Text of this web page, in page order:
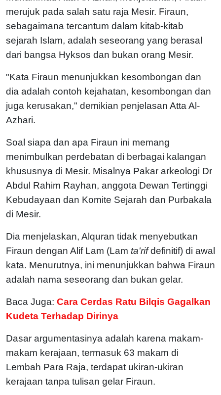
merujuk pada salah satu raja Mesir. Firaun,
sebagaimana tercantum dalam kitab-kitab
sejarah Islam, adalah seseorang yang berasal
dari bangsa Hyksos dan bukan orang Mesir.
"Kata Firaun menunjukkan kesombongan dan
dia adalah contoh kejahatan, kesombongan dan
juga kerusakan," demikian penjelasan Atta Al-
Azhari.
Soal siapa dan apa Firaun ini memang
menimbulkan perdebatan di berbagai kalangan
khususnya di Mesir. Misalnya Pakar arkeologi Dr
Abdul Rahim Rayhan, anggota Dewan Tertinggi
Kebudayaan dan Komite Sejarah dan Purbakala
di Mesir.
Dia menjelaskan, Alquran tidak menyebutkan
Firaun dengan Alif Lam (Lam ta'rifdefinitif) di awal
kata. Menurutnya, ini menunjukkan bahwa Firaun
adalah nama seseorang dan bukan gelar.
Baca Juga: Cara Cerdas Ratu Bilqis Gagalkan
Kudeta Terhadap Dirinya
Dasar argumentasinya adalah karena makam-
makam kerajaan, termasuk 63 makam di
Lembah Para Raja, terdapat ukiran-ukiran
kerajaan tanpa tulisan gelar Firaun.